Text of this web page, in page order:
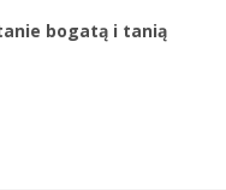
bogatą i tanią